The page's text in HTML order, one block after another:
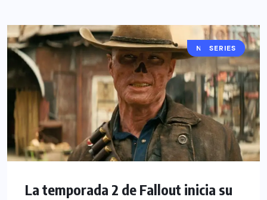
NOTICIAS
SERIES
La temporada 2 de Fallout inicia su